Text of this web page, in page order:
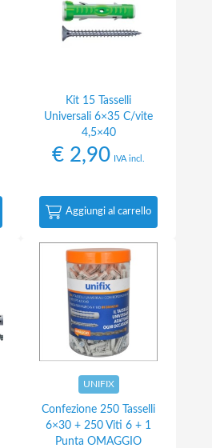
Kit 15 Tasselli
Universali 6×35 C/vite
4,5×40
€ 2,90 IVA incl.
Aggiungi al carrello
UNIFIX
Confezione 250 Tasselli
6×30 + 250 Viti 6 + 1
Punta OMAGGIO